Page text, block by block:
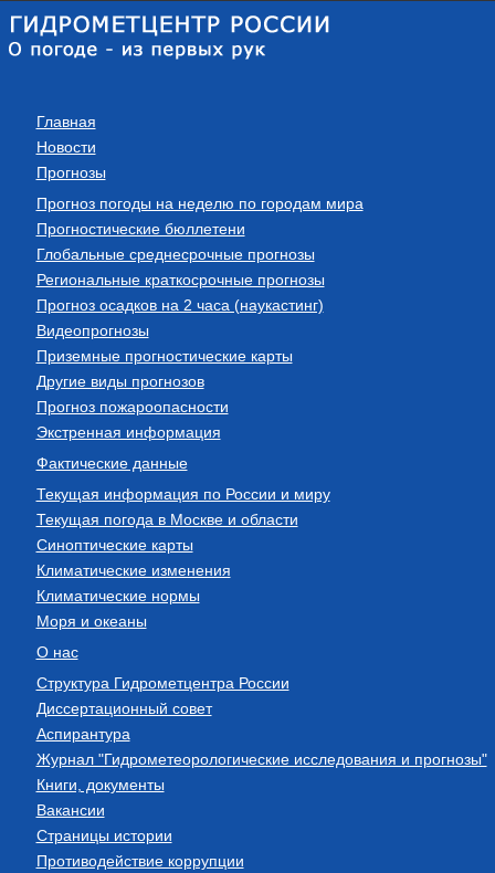
Главная
Новости
Прогнозы
Прогноз погоды на неделю по городам мира
Прогностические бюллетени
Глобальные среднесрочные прогнозы
Региональные краткосрочные прогнозы
Прогноз осадков на 2 часа (наукастинг)
Видеопрогнозы
Приземные прогностические карты
Другие виды прогнозов
Прогноз пожароопасности
Экстренная информация
Фактические данные
Текущая информация по России и миру
Текущая погода в Москве и области
Синоптические карты
Климатические изменения
Климатические нормы
Моря и океаны
О нас
Структура Гидрометцентра России
Диссертационный совет
Аспирантура
Журнал "Гидрометеорологические исследования и прогнозы"
Книги, документы
Вакансии
Страницы истории
Противодействие коррупции